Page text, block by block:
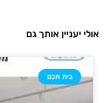
אולי יעניין אותך גם
בית חכם